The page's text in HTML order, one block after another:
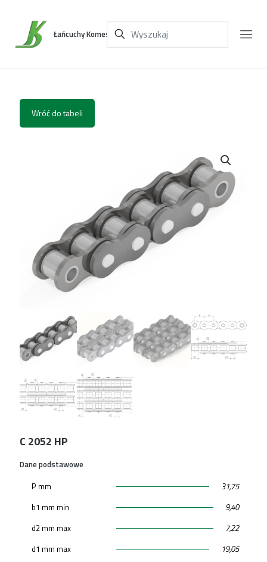
Łańcuchy Komes
Wróć do tabeli
C 2052 HP
Dane podstawowe
P mm
31,75
b1 mm min
9,40
d2 mm max
7,22
d1 mm max
19,05